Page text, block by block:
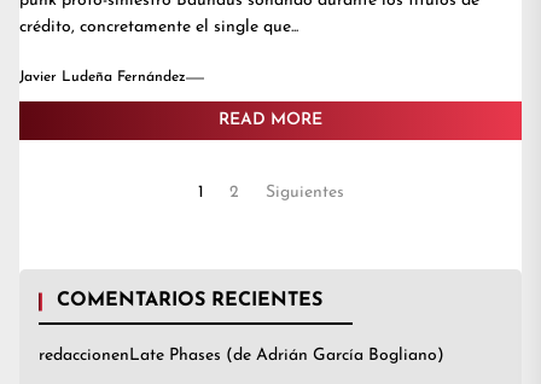
crédito, concretamente el single que...
Javier Ludeña Fernández
READ MORE
1 2 Siguientes
COMENTARIOS RECIENTES
redaccionenLate Phases (de Adrián García Bogliano)